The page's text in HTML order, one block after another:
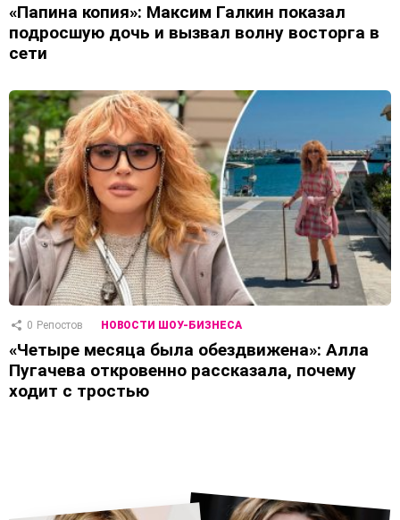
«Папина копия»: Максим Галкин показал
подросшую дочь и вызвал волну восторга в
сети
0 Репостов НОВОСТИ ШОУ-БИЗНЕСА
«Четыре месяца была обездвижена»: Алла
Пугачева откровенно рассказала, почему
ходит с тростью